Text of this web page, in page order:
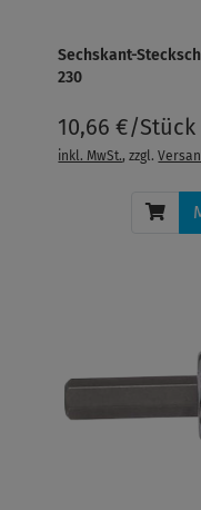
Sechskant-
230
10,66 €/Stück
inkl. MwSt., zzgl.